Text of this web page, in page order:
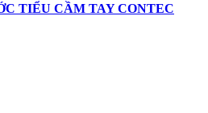
TIỂU CẦM TAY CONTEC